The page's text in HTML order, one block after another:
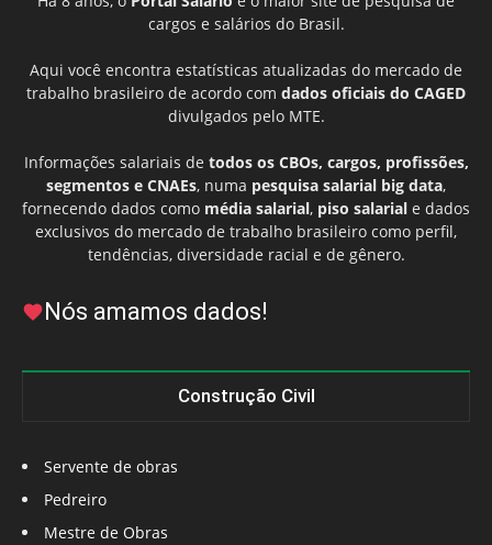
cargos e salários do Brasil.
Aqui você encontra estatísticas atualizadas do mercado de
trabalho brasileiro de acordo com dados oficiais do CAGED
divulgados pelo MTE.
Informações salariais de todos os CBOs, cargos, profissões,
segmentos e CNAEs, numa pesquisa salarial big data,
fornecendo dados como média salarial, piso salarial e dados
exclusivos do mercado de trabalho brasileiro como perfil,
tendências, diversidade racial e de gênero.
Nós amamos dados!
Construção Civil
Servente de obras
Pedreiro
Mestre de Obras